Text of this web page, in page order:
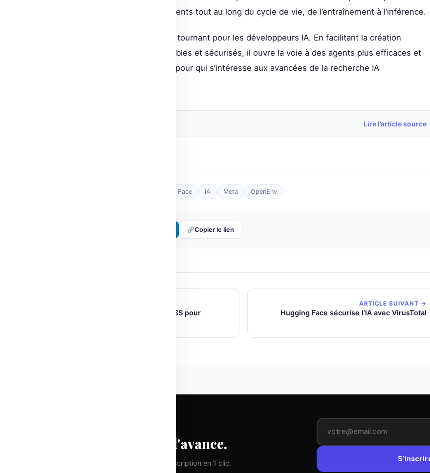
maximiser l’efficacité de leurs agents tout au long du cycle de vie, de l’entraînement à l’inférence.
En somme, OpenEnv marque un tournant pour les développeurs IA. En facilitant la création
d’environnements agentiques fiables et sécurisés, il ouvre la voie à des agents plus efficaces et
autonomes. À surveiller de près pour qui s’intéresse aux avancées de la recherche IA
Lire l’article source
Hugging Face IA Meta OpenEnv
Copier le lien
LeRobot v0.4.0 : Améliorations OSS pour
ARTICLE SUIVANT →
Hugging Face sécurise l’IA avec VirusTotal
Prenez une longueur d'avance.
Pas de spam. Que de la valeur pure. Désinscription en 1 clic.